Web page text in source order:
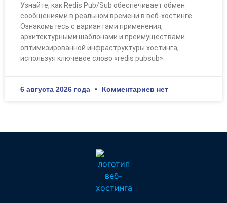
Узнайте, как Redis Pub/Sub обеспечивает обмен
сообщениями в реальном времени в веб-хостинге.
Ознакомьтесь с вариантами применения,
архитектурными шаблонами и преимуществами
оптимизированной инфраструктуры хостинга,
используя ключевое слово «redis pubsub».
6 августа 2026 года Комментариев нет